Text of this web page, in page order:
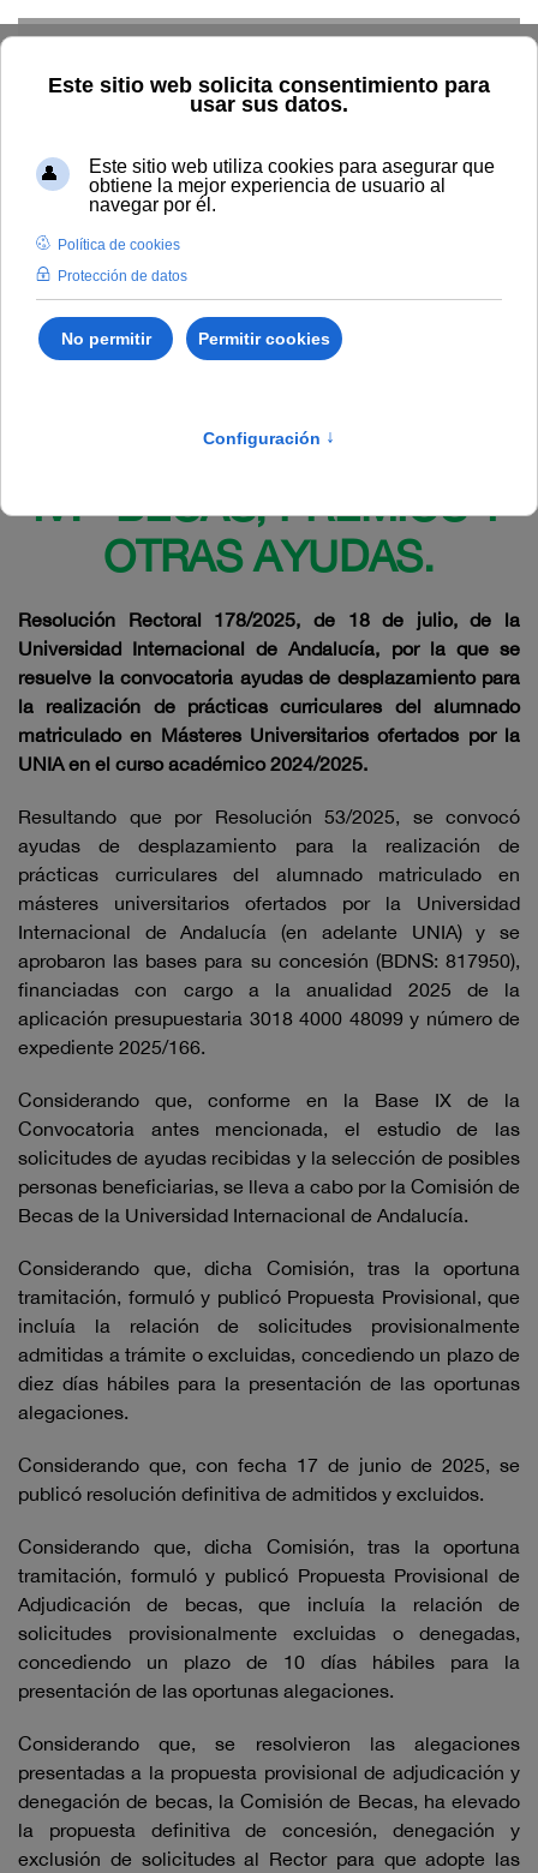
Inicio BOUNIA
Resolución Rectoral 178/2025, de 18 de
julio, de la Universidad Internacional de Andalucía, por la que se
realización de prácticas curriculares del alumnado matriculado
en Másteres Universitarios ofertados por la UNIA en el curso
académico 2024/2025.
IV. BECAS, PREMIOS Y
OTRAS AYUDAS.
Resolución Rectoral 178/2025, de 18 de julio, de la
Universidad Internacional de Andalucía, por la que se
resuelve la convocatoria ayudas de desplazamiento para
la realización de prácticas curriculares del alumnado
matriculado en Másteres Universitarios ofertados por la
UNIA en el curso académico 2024/2025.
Resultando que por Resolución 53/2025, se convocó
ayudas de desplazamiento para la realización de
prácticas curriculares del alumnado matriculado en
másteres universitarios ofertados por la Universidad
Internacional de Andalucía (en adelante UNIA) y se
aprobaron las bases para su concesión (BDNS: 817950),
financiadas con cargo a la anualidad 2025 de la
aplicación presupuestaria 3018 4000 48099 y número de
expediente 2025/166.
Considerando que, conforme en la Base IX de la
Convocatoria antes mencionada, el estudio de las
solicitudes de ayudas recibidas y la selección de posibles
personas beneficiarias, se lleva a cabo por la Comisión de
Becas de la Universidad Internacional de Andalucía.
Considerando que, dicha Comisión, tras la oportuna
tramitación, formuló y publicó Propuesta Provisional, que
incluía la relación de solicitudes provisionalmente
admitidas a trámite o excluidas, concediendo un plazo de
diez días hábiles para la presentación de las oportunas
alegaciones.
Considerando que, con fecha 17 de junio de 2025, se
publicó resolución definitiva de admitidos y excluidos.
Considerando que, dicha Comisión, tras la oportuna
tramitación, formuló y publicó Propuesta Provisional de
Adjudicación de becas, que incluía la relación de
solicitudes provisionalmente excluidas o denegadas,
concediendo un plazo de 10 días hábiles para la
presentación de las oportunas alegaciones.
Considerando que, se resolvieron las alegaciones
presentadas a la propuesta provisional de adjudicación y
denegación de becas, la Comisión de Becas, ha elevado
la propuesta definitiva de concesión, denegación y
exclusión de solicitudes al Rector para que adopte las